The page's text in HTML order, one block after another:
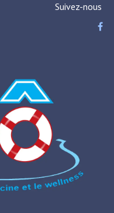
Suivez-nous